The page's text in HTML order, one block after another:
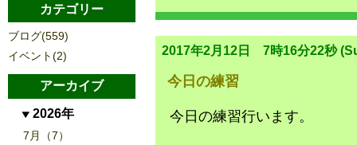
2017年2月12日 7時16分22秒
今日の練習
今日の練習行います。
カテゴリー
ブログ(559)
イベント(2)
アーカイブ
2026年
7月（7）